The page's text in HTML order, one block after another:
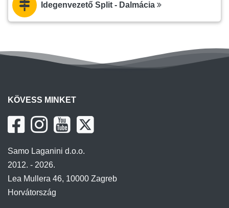
Idegenvezető Split - Dalmácia
KÖVESS MINKET
Samo Laganini d.o.o.
2012. - 2026.
Lea Mullera 46, 10000 Zagreb
Horvátország